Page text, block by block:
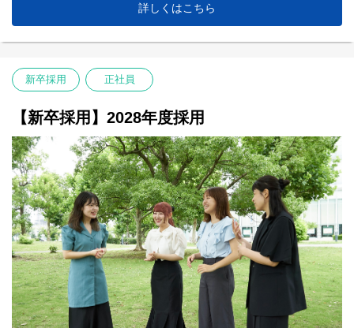
のためには、コミュニティを盛りあげて、より熱狂的なファンを
増やすことが大事だと考えています。2023年末にPR TIMESグル
ープにジョインし、国内外の旬なビッグタイトルからたくさんの
「最強編成パーティ」 の一員として私たちと一緒に冒険に出ませ
んか？
詳しくはこちら
新卒採用 正社員
【新卒採用】2028年度採用